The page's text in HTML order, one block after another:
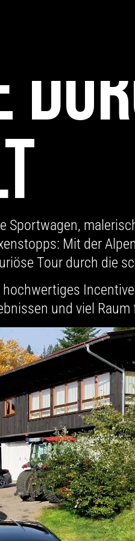
Sportwagen,
Mit der
Tour durch die
hochwertiges
und viel